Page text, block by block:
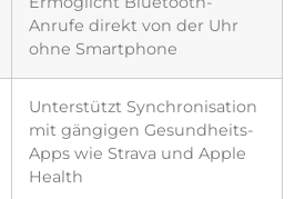
Anrufe direkt von der Uhr
ohne Smartphone
Unterstützt Synchronisation
mit gängigen Gesundheits-
Apps wie Strava und Apple
Health